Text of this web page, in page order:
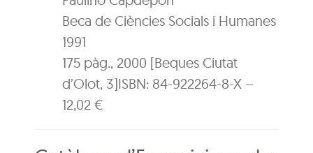
Beca de Ciències Socials i Humanes
1991
175 pàg., 2000 [Beques Ciutat
d’Olot, 3]ISBN: 84-922264-8-X –
12,02 €